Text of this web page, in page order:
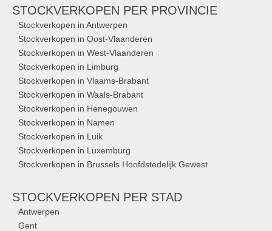
STOCKVERKOPEN PER PROVINCIE
Stockverkopen in Antwerpen
Stockverkopen in Oost-Vlaanderen
Stockverkopen in West-Vlaanderen
Stockverkopen in Limburg
Stockverkopen in Vlaams-Brabant
Stockverkopen in Waals-Brabant
Stockverkopen in Henegouwen
Stockverkopen in Namen
Stockverkopen in Luik
Stockverkopen in Luxemburg
Stockverkopen in Brussels Hoofdstedelijk Gewest
STOCKVERKOPEN PER STAD
Antwerpen
Gent